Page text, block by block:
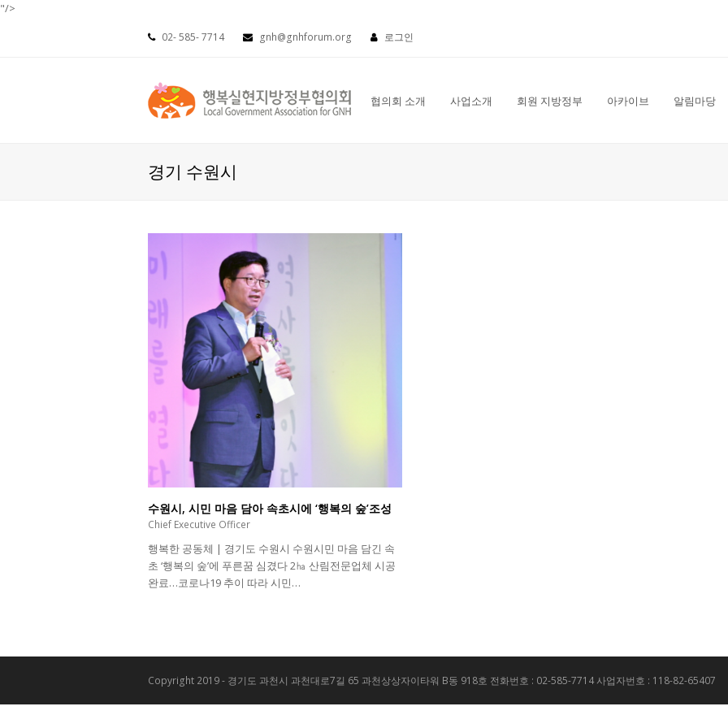
"/>
02- 585- 7714 gnh@gnhforum.org 로그인
협의회 소개 사업소개 회원 지방정부 아카이브 알림마당
경기 수원시
수원시, 시민 마음 담아 속초시에 ‘행복의 숲’조성
Chief Executive Officer
행복한 공동체 | 경기도 수원시 수원시민 마음 담긴 속
초 ‘행복의 숲’에 푸른꿈 심겼다 2㏊ 산림전문업체 시공
완료…코로나19 추이 따라 시민…
Copyright 2019 - 경기도 과천시 과천대로7길 65 과천상상자이타워 B동 918호 전화번호 : 02-585-7714 사업자번호 : 118-82-65407